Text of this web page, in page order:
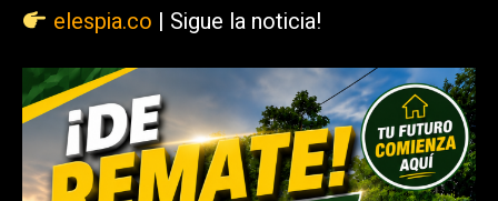
elespia.co | Sigue la noticia!